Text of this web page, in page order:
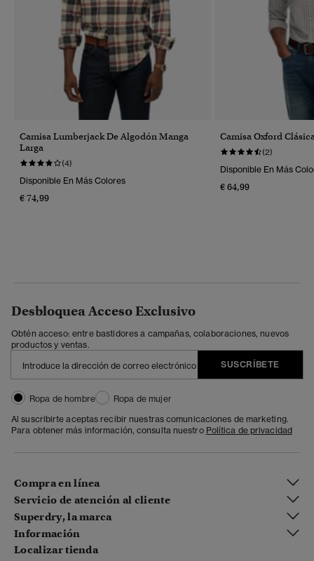
Camisa Lumberjack De Algodón Manga
Larga
(4)
Disponible En Más Colores
€ 74,99
Camisa Oxford
(2)
Disponible En Más
€ 64,99
Desbloquea Acceso Exclusivo
Obtén acceso: entre bastidores a campañas, colaboraciones, nuevos
productos y ventas.
SUSCRÍBETE
Ropa de hombre
Ropa de mujer
Al suscribirte aceptas recibir nuestras comunicaciones de marketing.
Para obtener más información, consulta nuestro Política de privacidad
Compra en línea
Servicio de atención al cliente
Superdry, la marca
Información
Localizar tienda